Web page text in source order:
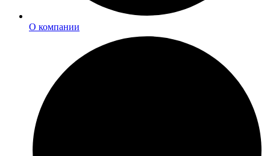
О компании